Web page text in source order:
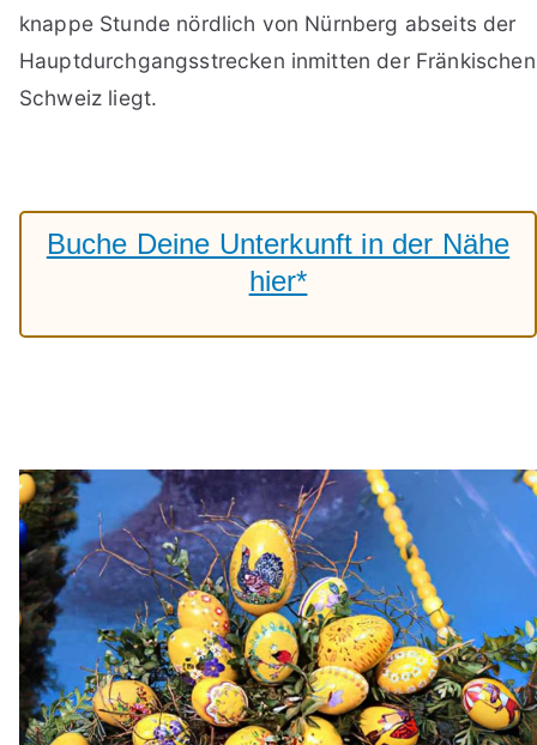
knappe Stunde nördlich von Nürnberg abseits der
Hauptdurchgangsstrecken inmitten der Fränkischen
Schweiz liegt.
Buche Deine Unterkunft in der Nähe
hier*